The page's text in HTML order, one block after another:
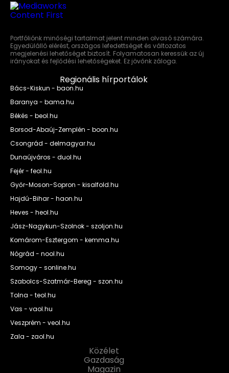
Portfóliónk minőségi tartalmat jelent minden olvasó számára.
Egyedülálló elérést, országos lefedettséget és változatos
megjelenési lehetőséget biztosít. Folyamatosan keressük az új
irányokat és fejlődési lehetőségeket. Ez jövőnk záloga.
Regionális hírportálok
Bács-Kiskun - baon.hu
Baranya - bama.hu
Békés - beol.hu
Borsod-Abaúj-Zemplén - boon.hu
Csongrád - delmagyar.hu
Dunaújváros - duol.hu
Fejér - feol.hu
Győr-Moson-Sopron - kisalfold.hu
Hajdú-Bihar - haon.hu
Heves - heol.hu
Jász-Nagykun-Szolnok - szoljon.hu
Komárom-Esztergom - kemma.hu
Nógrád - nool.hu
Somogy - sonline.hu
Szabolcs-Szatmár-Bereg - szon.hu
Tolna - teol.hu
Vas - vaol.hu
Veszprém - veol.hu
Zala - zaol.hu
Közélet
Gazdaság
Magazin